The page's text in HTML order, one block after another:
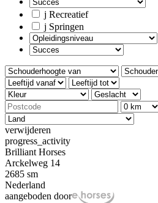
j Recreatief
j Springen
verwijderen
progress_activity
Brilliant Horses
Arckelweg 14
2685 sm
Nederland
aangeboden door